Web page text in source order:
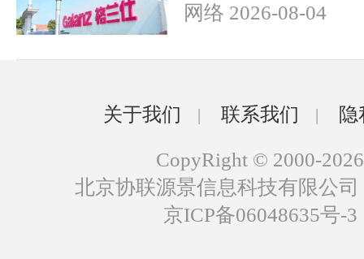
网络 2026-08-04
关于我们 | 联系我们 |
CopyRight © 2000-2026
北京协联源景信息科技有限公
京ICP备06048635号-3